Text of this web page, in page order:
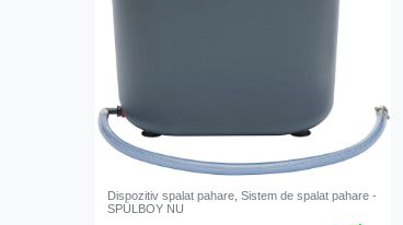
Dispozitiv spalat pahare, Sistem de spalat pahare -
SPÜLBOY NU